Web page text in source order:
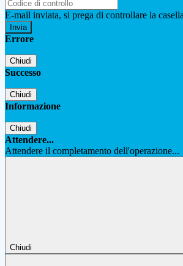
E-mail inviata, si prega di controllare la
Errore
Chiudi
Successo
Chiudi
Informazione
Chiudi
Attendere...
Attendere il completamento dell'operazione...
Chiudi